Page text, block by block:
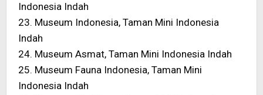
Indonesia Indah
23. Museum Indonesia, Taman Mini Indonesia
Indah
24. Museum Asmat, Taman Mini Indonesia Indah
25. Museum Fauna Indonesia, Taman Mini
Indonesia Indah